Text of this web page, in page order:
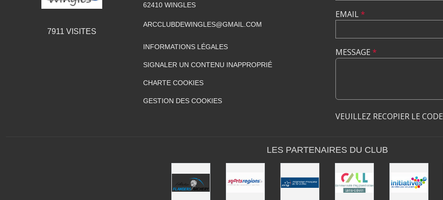
7911 VISITES
62410 WINGLES
ARCCLUBDEWINGLES@GMAIL.COM
INFORMATIONS LÉGALES
SIGNALER UN CONTENU INAPPROPRIÉ
CHARTE COOKIES
GESTION DES COOKIES
EMAIL*
MESSAGE *
VEUILLEZ RECOPIER LE CODE
LES PARTENAIRES DU CLUB